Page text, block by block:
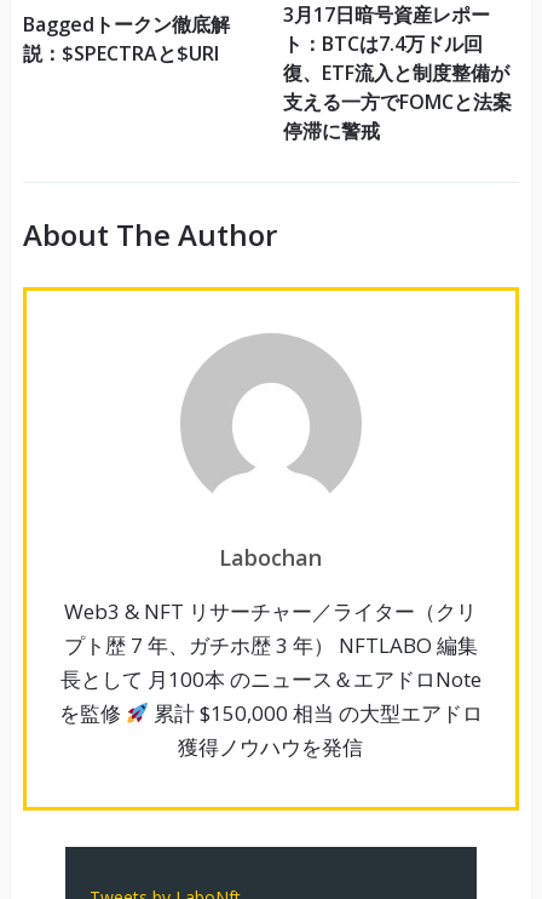
Baggedトークン徹底解
説：$SPECTRAと$URI
3月17日暗号資産レポー
ト：BTCは7.4万ドル回
復、ETF流入と制度整備が
支える一方でFOMCと法案
停滞に警戒
About The Author
Labochan
Web3 & NFT リサーチャー／ライター（クリ
プト歴 7 年、ガチホ歴 3 年） NFTLABO 編集
長として 月100本 のニュース＆エアドロNote
を監修
累計 $150,000 相当 の大型エアドロ
獲得ノウハウを発信